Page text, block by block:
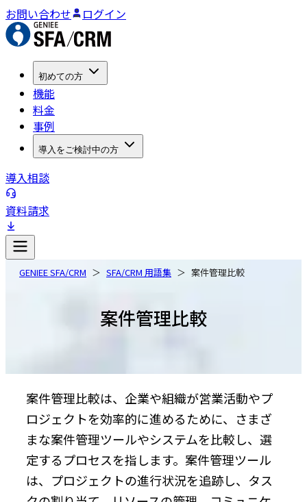
お問い合わせ ログイン
初めての方
機能
料金
事例
導入をご検討中の方
導入相談
資料請求
GENIEE SFA/CRM SFA/CRM 用語集 案件管理比較
案件管理比較
案件管理比較は、企業や組織が営業活動やプ
ロジェクトを効率的に進めるために、さまざ
まな案件管理ツールやシステムを比較し、選
定するプロセスを指します。案件管理ツール
は、プロジェクトの進行状況を追跡し、タス